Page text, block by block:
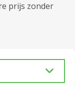
prijs zonder